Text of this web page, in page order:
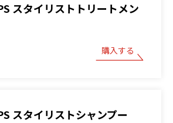
スタイリストトリートメン
購入する
スタイリストシャンプー